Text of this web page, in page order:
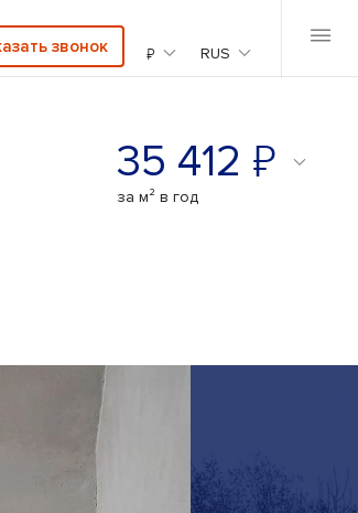
звонок ₽ RUS
35 412 ₽
за м² в год